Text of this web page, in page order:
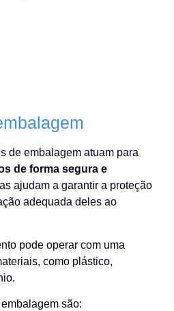
de embalagem atuam para
de forma segura e
ajudam a garantir a proteção
adequada deles ao
pode operar com uma
como plástico,
são: